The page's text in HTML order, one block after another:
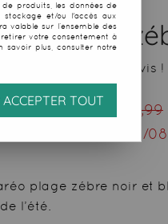
plage
à donner votre avis !
au lieu de 28,99
12/
plage zébre noir et
l’été.
produits, les données de
et/ou l'accès aux
valable sur l’ensemble des
votre consentement à
plus, consulter notre
ACCEPTER TOUT